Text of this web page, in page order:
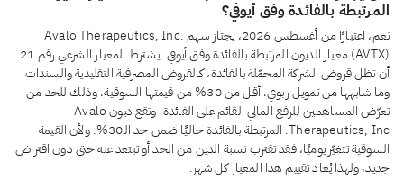
المرتبطة بالفائدة وفق أيوفي؟
نعم، اعتبارًا من أغسطس 2026، يجتاز سهم Avalo Therapeutics, Inc.
(AVTX) معيار الديون المرتبطة بالفائدة وفق أيوفي. يشترط المعيار الشرعي رقم 21
أن تظل قروض الشركة المحمّلة بالفائدة، كالقروض المصرفية التقليدية والسندات
وما شابهها من تمويل ربوي، أقل من 30% من قيمتها السوقية، وذلك للحد من
تعرّض المساهمين للرفع المالي القائم على الفائدة. وتقع ديون Avalo
Therapeutics, Inc. المرتبطة بالفائدة حاليًا ضمن حد الـ30%. ولأن القيمة
السوقية تتغيّر يوميًا، فقد تقترب نسبة الدين من الحد أو تبتعد عنه حتى دون اقتراض
جديد، ولهذا يُعاد تقييم هذا المعيار كل شهر.